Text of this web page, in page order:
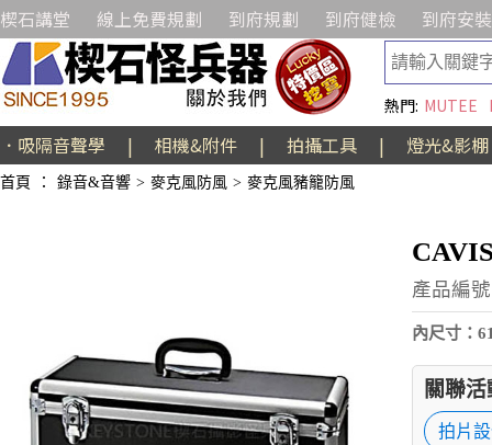
楔石講堂 線上免費規劃 到府規劃 到府健檢 到府安裝
熱門: MUTEE
．吸隔音聲學 | 相機&附件 | 拍攝工具 | 燈光&影棚
首頁 ： 錄音&音響 > 麥克風防風 > 麥克風豬籠防風
產品編
內尺寸：
關聯
拍片